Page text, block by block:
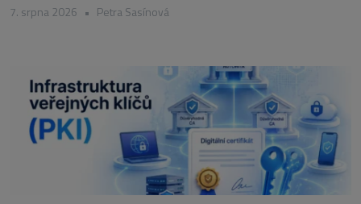
7. srpna 2026 • Petra Sasínová